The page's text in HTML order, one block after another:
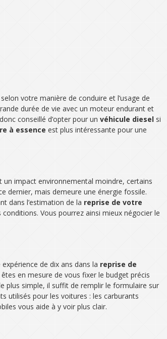
votre manière de conduire et l’usage de
durée de vie avec un moteur endurant et
conseillé d’opter pour un véhicule diesel si
à essence est plus intéressante pour une
impact environnemental moindre, certains
dernier, mais demeure une énergie fossile.
dans l’estimation de la reprise de votre
Vous pourrez ainsi mieux négocier le
de dix ans dans la reprise de
en mesure de vous fixer le budget précis
plus simple, il suffit de remplir le formulaire sur
utilisés pour les voitures : les carburants
vous aide à y voir plus clair.